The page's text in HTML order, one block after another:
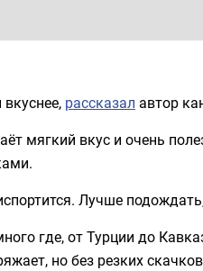
рассказал автор
мягкий вкус и очень
Лучше
где, от Турции до
но без резких